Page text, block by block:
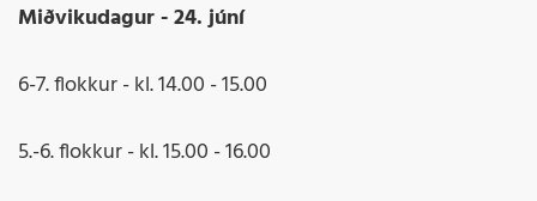
Miðvikudagur - 24. júní
6-7. flokkur - kl. 14.00 - 15.00
5.-6. flokkur - kl. 15.00 - 16.00